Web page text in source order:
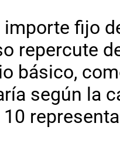
importe fijo
repercute
básico,
según la